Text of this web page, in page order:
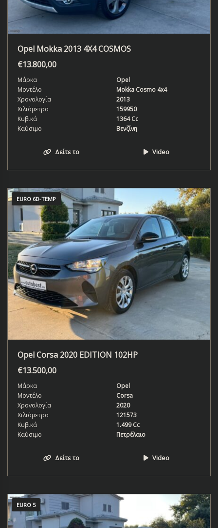
Opel Mokka 2013 4X4 COSMOS
€13.800,00
Μάρκα
Opel
Μοντέλο
Mokka Cosmo 4x4
Χρονολογία
2013
Χιλιόμετρα
159950
Κυβικά
1364 Cc
Καύσιμο
Βενζίνη
Δείτε το Video
EURO 6D-TEMP
Opel Corsa 2020 EDITION 102HP
€13.500,00
Μάρκα
Opel
Μοντέλο
Corsa
Χρονολογία
2020
Χιλιόμετρα
121573
Κυβικά
1.499 Cc
Καύσιμο
Πετρέλαιο
Δείτε το Video
EURO 5